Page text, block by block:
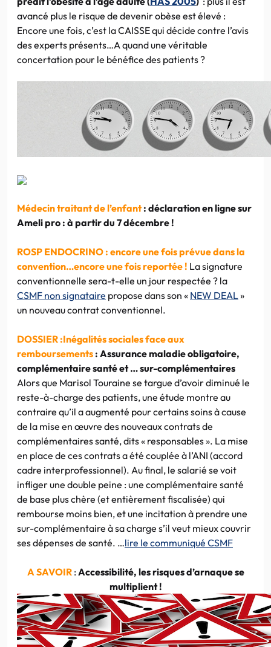
avancé plus le risque de devenir obèse est élevé :
Encore une fois, c’est la CAISSE qui décide contre l’avis
des experts présents…A quand une véritable
concertation pour le bénéfice des patients ?
Médecin traitant de l’enfant: déclaration en ligne sur
Ameli pro : à partir du 7 décembre !
ROSP ENDOCRINO : encore une fois prévue dans la
convention…encore une fois reportée ! La signature
conventionnelle sera-t-elle un jour respectée ? la
CSMF non signataire propose dans son « NEW DEAL»
un nouveau contrat conventionnel.
DOSSIER :Inégalités sociales face aux
remboursements : Assurance maladie obligatoire,
complémentaire santé et … sur-complémentaires
Alors que Marisol Touraine se targue d’avoir diminué le
reste-à-charge des patients, une étude montre au
contraire qu’il a augmenté pour certains soins à cause
de la mise en œuvre des nouveaux contrats de
complémentaires santé, dits « responsables ». La mise
en place de ces contrats a été couplée à l’ANI (accord
cadre interprofessionnel). Au final, le salarié se voit
infliger une double peine : une complémentaire santé
de base plus chère (et entièrement fiscalisée) qui
rembourse moins bien, et une incitation à prendre une
sur-complémentaire à sa charge s’il veut mieux couvrir
ses dépenses de santé. …lire le communiqué CSMF
A SAVOIR :Accessibilité, les risques d’arnaque se
multiplient !